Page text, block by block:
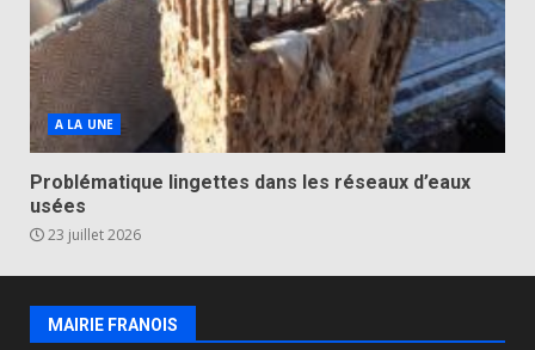
A LA UNE
Problématique lingettes dans les réseaux d’eaux
usées
23 juillet 2026
MAIRIE FRANOIS